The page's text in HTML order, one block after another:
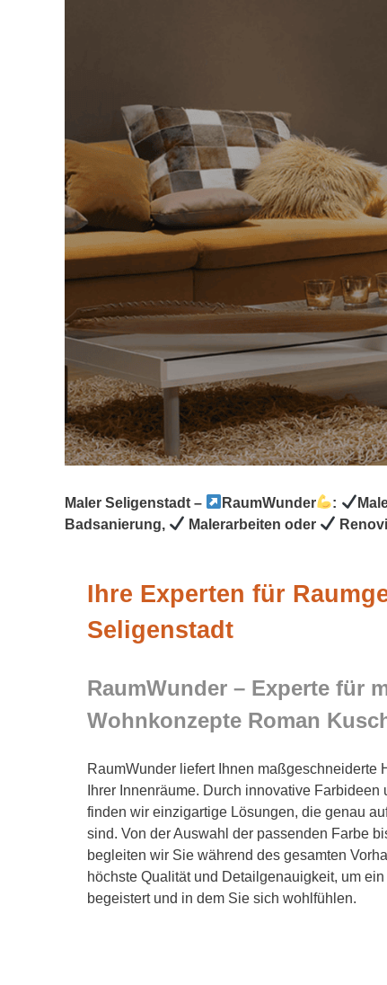
Maler Seligenstadt – RaumWunder :
Badsanierung,
Malerarbeiten oder
Ihre Experten für
Seligenstadt
RaumWunder – Experte für
Wohnkonzepte Roman
RaumWunder liefert Ihnen maßgeschneiderte
Ihrer Innenräume. Durch innovative
finden wir einzigartige Lösungen, die genau
sind. Von der Auswahl der passenden Farbe
begleiten wir Sie während des gesamten
höchste Qualität und Detailgenauigkeit, um
begeistert und in dem Sie sich wohlfühlen.